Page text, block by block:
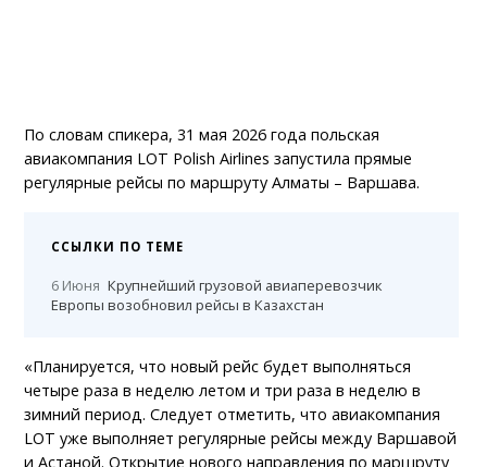
По словам спикера, 31 мая 2026 года польская
авиакомпания LOT Polish Airlines запустила прямые
регулярные рейсы по маршруту Алматы – Варшава.
ССЫЛКИ ПО ТЕМЕ
6 Июня Крупнейший грузовой авиаперевозчик
Европы возобновил рейсы в Казахстан
«Планируется, что новый рейс будет выполняться
четыре раза в неделю летом и три раза в неделю в
зимний период. Следует отметить, что авиакомпания
LOT уже выполняет регулярные рейсы между Варшавой
и Астаной. Открытие нового направления по маршруту